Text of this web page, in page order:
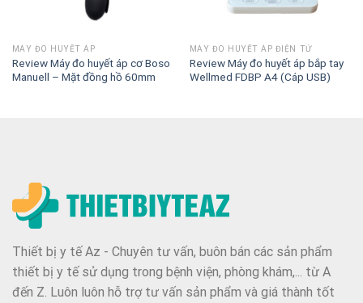
MÁY ĐO HUYẾT ÁP
Review Máy đo huyết áp cơ Boso
Manuell – Mặt đồng hồ 60mm
MÁY ĐO HUYẾT ÁP ĐIỆN TỬ
Review Máy đo huyết áp bắp tay
Wellmed FDBP A4 (Cáp USB)
Thiết bị y tế Az - Chuyên tư vấn, buôn bán các sản phẩm
thiết bị y tế sử dụng trong bệnh viện, phòng khám,... từ A
đến Z. Luôn luôn hỗ trợ tư vấn sản phẩm và giá thành tốt